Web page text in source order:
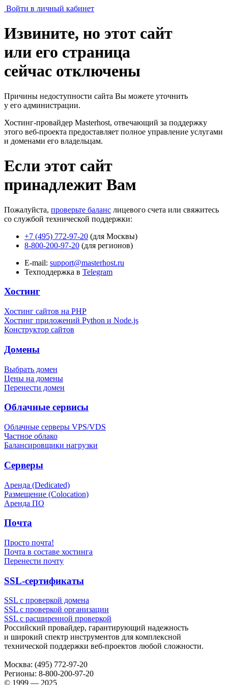
Войти в личный кабинет
Извините, но этот сайт
или его страница
сейчас отключены
Причины недоступности сайта Вы можете уточнить
у его администрации.
Хостинг-провайдер Masterhost, отвечающий за поддержку
этого веб-проекта предоставляет полное управление услугами
и доменами его владельцам.
Если этот сайт
принадлежит Вам
Пожалуйста, проверьте баланс лицевого счета или свяжитесь
со службой технической поддержки:
+7 (495) 772-97-20 (для Москвы)
8-800-200-97-20 (для регионов)
E-mail: support@masterhost.ru
Техподдержка в Telegram
Хостинг
Хостинг сайтов на PHP
Хостинг приложений Python и Node.js
Конструктор сайтов
Домены
Выбрать домен
Цены на домены
Перенести домен
Облачные сервисы
Облачные серверы VPS/VDS
Частное облако
Балансировщики нагрузки
Серверы
Аренда (Dedicated)
Размещение (Colocation)
Аренда ПО
Почта
Просто почта!
Почта в составе хостинга
Перенести почту
SSL-сертификаты
SSL с проверкой домена
SSL с проверкой организации
SSL с расширенной проверкой
Российский провайдер, гарантирующий надежность
и широкий спектр инструментов для комплексной
технической поддержки веб-проектов любой сложности.
Москва: (495) 772-97-20
Регионы: 8-800-200-97-20
© 1999 — 2025